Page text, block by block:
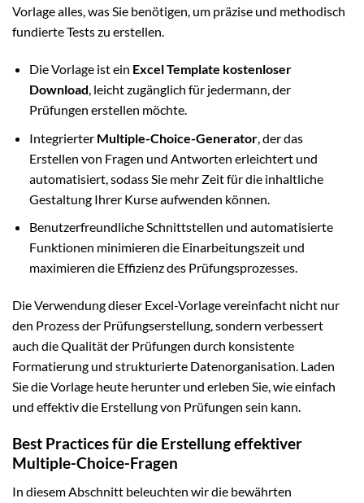
Vorlage alles, was Sie benötigen, um präzise und methodisch
fundierte Tests zu erstellen.
Die Vorlage ist ein Excel Template kostenloser
Download, leicht zugänglich für jedermann, der
Prüfungen erstellen möchte.
Integrierter Multiple-Choice-Generator, der das
Erstellen von Fragen und Antworten erleichtert und
automatisiert, sodass Sie mehr Zeit für die inhaltliche
Gestaltung Ihrer Kurse aufwenden können.
Benutzerfreundliche Schnittstellen und automatisierte
Funktionen minimieren die Einarbeitungszeit und
maximieren die Effizienz des Prüfungsprozesses.
Die Verwendung dieser Excel-Vorlage vereinfacht nicht nur
den Prozess der Prüfungserstellung, sondern verbessert
auch die Qualität der Prüfungen durch konsistente
Formatierung und strukturierte Datenorganisation. Laden
Sie die Vorlage heute herunter und erleben Sie, wie einfach
und effektiv die Erstellung von Prüfungen sein kann.
Best Practices für die Erstellung effektiver
Multiple-Choice-Fragen
In diesem Abschnitt beleuchten wir die bewährten